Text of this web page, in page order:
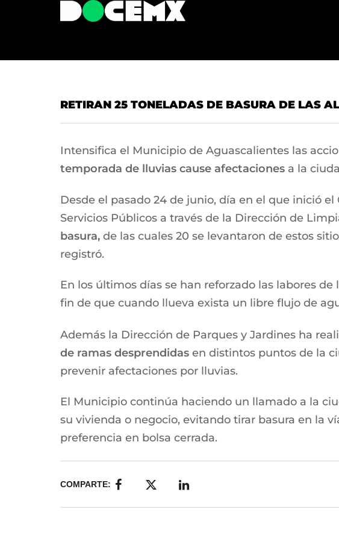
RETIRAN 25 TONELADAS DE BASURA DE LAS
Intensifica el Municipio de Aguascalientes las
temporada de lluvias cause afectaciones a la
Desde el pasado 24 de junio, día en el que inició
Servicios Públicos a través de la Dirección de
basura, de las cuales 20 se levantaron de estos
registró.
En los últimos días se han reforzado las labores
fin de que cuando llueva exista un libre flujo de
Además la Dirección de Parques y Jardines ha
de ramas desprendidas en distintos puntos de la
prevenir afectaciones por lluvias.
El Municipio continúa haciendo un llamado a la
su vivienda o negocio, evitando tirar basura en la
preferencia en bolsa cerrada.
COMPARTE: